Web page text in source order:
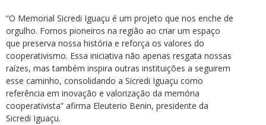
“O Memorial Sicredi Iguaçu é um projeto que nos enche de
orgulho. Fomos pioneiros na região ao criar um espaço
que preserva nossa história e reforça os valores do
cooperativismo. Essa iniciativa não apenas resgata nossas
raízes, mas também inspira outras instituições a seguirem
esse caminho, consolidando a Sicredi Iguaçu como
referência em inovação e valorização da memória
cooperativista” afirma Eleuterio Benin, presidente da
Sicredi Iguaçu.